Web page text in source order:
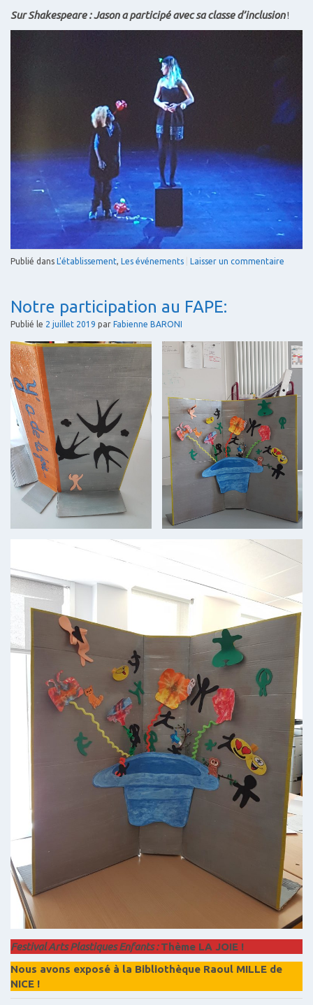
Sur Shakespeare : Jason a participé avec sa classe d’inclusion!
Publié dans L'établissement, Les événements Laisser un commentaire
Notre participation au FAPE:
Publié le 2 juillet 2019 par Fabienne BARONI
Festival Arts Plastiques Enfants :Thème LA JOIE !
Nous avons exposé à la Bibliothèque Raoul MILLE de
NICE !